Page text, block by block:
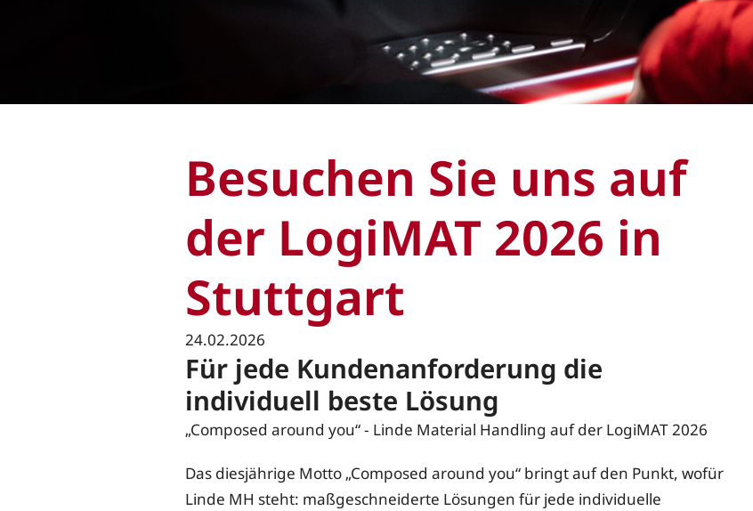
Besuchen Sie uns auf
der LogiMAT 2026 in
Stuttgart
24.02.2026
Für jede Kundenanforderung die
individuell beste Lösung
„Composed around you“ - Linde Material Handling auf der LogiMAT 2026
Das diesjährige Motto „Composed around you“ bringt auf den Punkt, wofür
Linde MH steht: maßgeschneiderte Lösungen für jede individuelle